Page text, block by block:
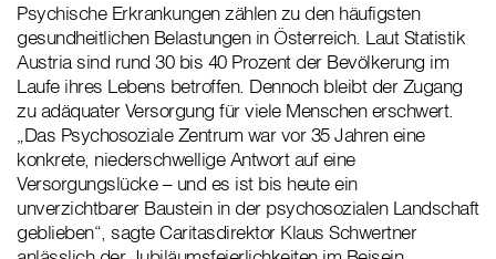
Psychische Erkrankungen zählen zu den häufigsten
gesundheitlichen Belastungen in Österreich. Laut Statistik
Austria sind rund 30 bis 40 Prozent der Bevölkerung im
Laufe ihres Lebens betroffen. Dennoch bleibt der Zugang
zu adäquater Versorgung für viele Menschen erschwert.
„Das Psychosoziale Zentrum war vor 35 Jahren eine
konkrete, niederschwellige Antwort auf eine
Versorgungslücke – und es ist bis heute ein
unverzichtbarer Baustein in der psychosozialen Landschaft
geblieben“, sagte Caritasdirektor Klaus Schwertner